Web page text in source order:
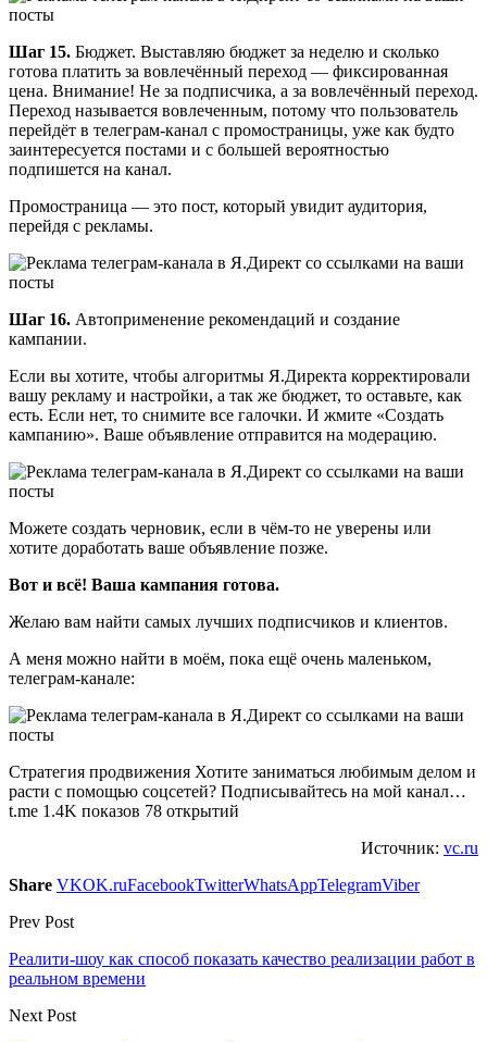
Шаг 15. Бюджет. Выставляю бюджет за неделю и сколько
готова платить за вовлечённый переход — фиксированная
цена. Внимание! Не за подписчика, а за вовлечённый переход.
Переход называется вовлеченным, потому что пользователь
перейдёт в телеграм-канал с промостраницы, уже как будто
заинтересуется постами и с большей вероятностью
подпишется на канал.
Промостраница — это пост, который увидит аудитория,
перейдя с рекламы.
Шаг 16. Автоприменение рекомендаций и создание
кампании.
Если вы хотите, чтобы алгоритмы Я.Директа корректировали
вашу рекламу и настройки, а так же бюджет, то оставьте, как
есть. Если нет, то снимите все галочки. И жмите «Создать
кампанию». Ваше объявление отправится на модерацию.
Можете создать черновик, если в чём-то не уверены или
хотите доработать ваше объявление позже.
Вот и всё! Ваша кампания готова.
Желаю вам найти самых лучших подписчиков и клиентов.
А меня можно найти в моём, пока ещё очень маленьком,
телеграм-канале:
Стратегия продвижения Хотите заниматься любимым делом и
расти с помощью соцсетей? Подписывайтесь на мой канал…
t.me 1.4K показов 78 открытий
Источник: vc.ru
Share VKOK.ruFacebookTwitterWhatsAppTelegramViber
Prev Post
Реалити-шоу как способ показать качество реализации работ в
реальном времени
Next Post